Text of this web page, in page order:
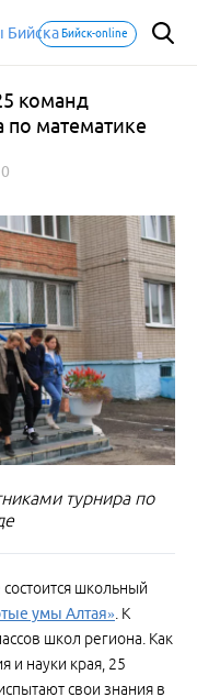
Бийск-online
команд
по математике
0
турнира по
школьный
умы Алтая». К
школ региона. Как
и науки края, 25
свои знания в